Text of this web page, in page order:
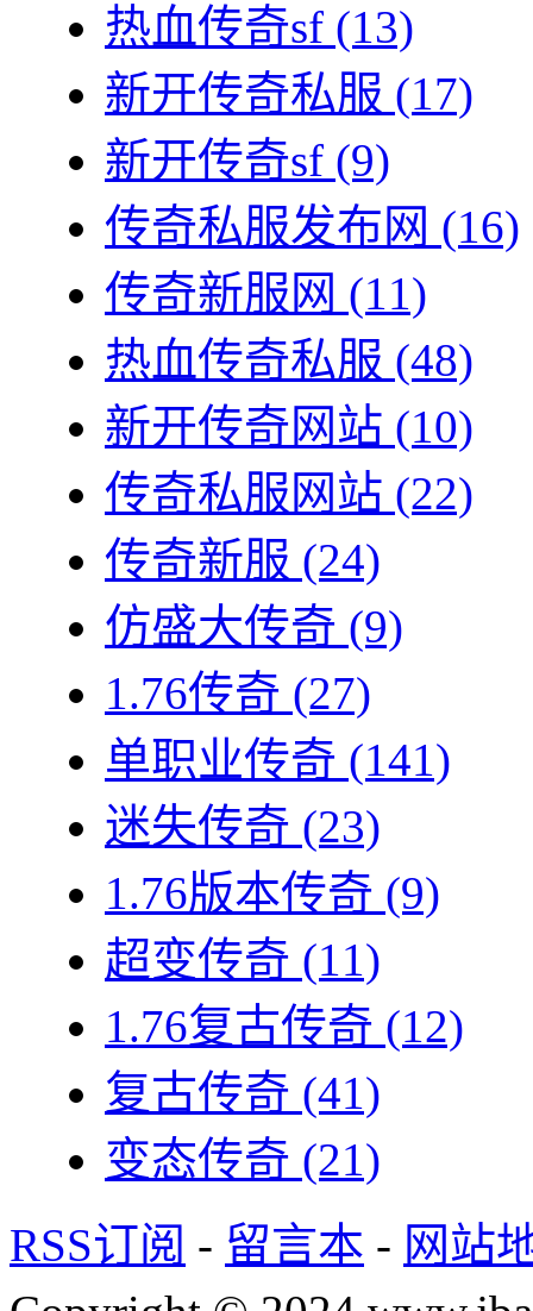
热血传奇sf (13)
新开传奇私服 (17)
新开传奇sf (9)
传奇私服发布网 (16)
传奇新服网 (11)
热血传奇私服 (48)
新开传奇网站 (10)
传奇私服网站 (22)
传奇新服 (24)
仿盛大传奇 (9)
1.76传奇 (27)
单职业传奇 (141)
迷失传奇 (23)
1.76版本传奇 (9)
超变传奇 (11)
1.76复古传奇 (12)
复古传奇 (41)
变态传奇 (21)
RSS订阅 - 留言本 - 网站